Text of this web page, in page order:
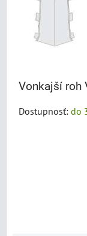
Vonkajší roh
Dostupnosť: do